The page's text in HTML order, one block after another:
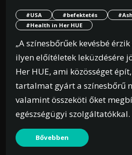
#USA #befektetés
#Health in Her HUE
„A színesbőrűek kevésbé
ilyen előítéletek leküzdésére
Her HUE, ami közösséget
tartalmat gyárt a színesbőrű
valamint összeköti őket
egészségügyi szolgáltatókkal.
Bővebben